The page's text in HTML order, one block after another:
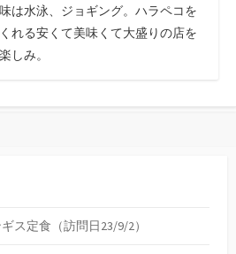
は水泳、ジョギング。ハラペコを
れる安くて美味くて大盛りの店を
しみ。
ス定食（訪問日23/9/2）